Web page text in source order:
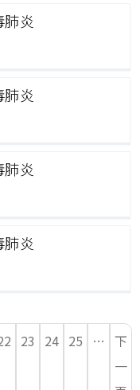
炎
炎
炎
炎
23 24 25 … 下
一